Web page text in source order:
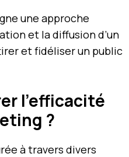
une approche
et la diffusion d’un
et fidéliser un public
l’efficacité
?
à travers divers